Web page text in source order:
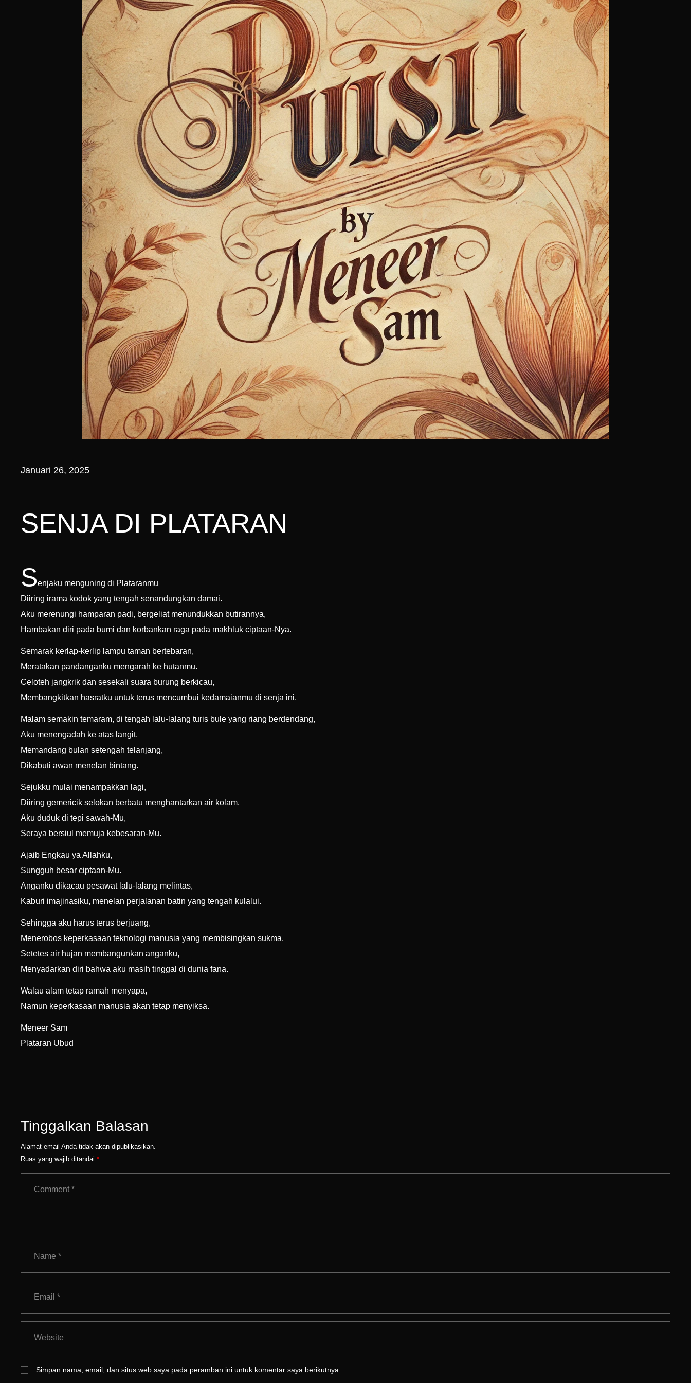
Januari 26, 2025
SENJA DI PLATARAN
Senjaku menguning di Plataranmu
Diiring irama kodok yang tengah senandungkan damai.
Aku merenungi hamparan padi, bergeliat menundukkan butirannya,
Hambakan diri pada bumi dan korbankan raga pada makhluk ciptaan-Nya.
Semarak kerlap-kerlip lampu taman bertebaran,
Meratakan pandanganku mengarah ke hutanmu.
Celoteh jangkrik dan sesekali suara burung berkicau,
Membangkitkan hasratku untuk terus mencumbui kedamaianmu di senja ini.
Malam semakin temaram, di tengah lalu-lalang turis bule yang riang berdendang,
Aku menengadah ke atas langit,
Memandang bulan setengah telanjang,
Dikabuti awan menelan bintang.
Sejukku mulai menampakkan lagi,
Diiring gemericik selokan berbatu menghantarkan air kolam.
Aku duduk di tepi sawah-Mu,
Seraya bersiul memuja kebesaran-Mu.
Ajaib Engkau ya Allahku,
Sungguh besar ciptaan-Mu.
Anganku dikacau pesawat lalu-lalang melintas,
Kaburi imajinasiku, menelan perjalanan batin yang tengah kulalui.
Sehingga aku harus terus berjuang,
Menerobos keperkasaan teknologi manusia yang membisingkan sukma.
Setetes air hujan membangunkan anganku,
Menyadarkan diri bahwa aku masih tinggal di dunia fana.
Walau alam tetap ramah menyapa,
Namun keperkasaan manusia akan tetap menyiksa.
Meneer Sam
Plataran Ubud
Tinggalkan Balasan
Alamat email Anda tidak akan dipublikasikan.
Ruas yang wajib ditandai *
Simpan nama, email, dan situs web saya pada peramban ini untuk komentar saya berikutnya.